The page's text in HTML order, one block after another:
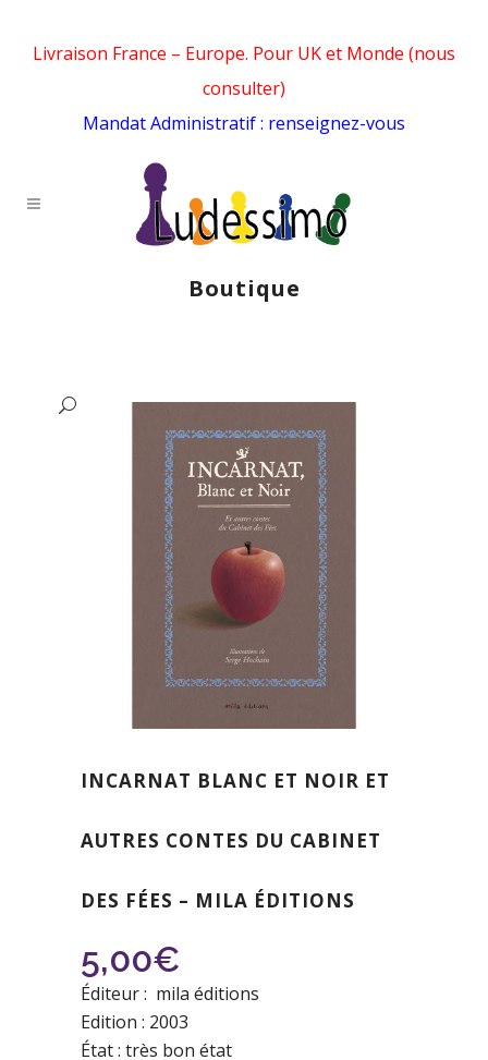
Livraison France – Europe. Pour UK et Monde (nous
consulter)
Mandat Administratif : renseignez-vous
Boutique
INCARNAT BLANC ET NOIR ET
AUTRES CONTES DU CABINET
DES FÉES – MILA ÉDITIONS
5,00€
Éditeur : mila éditions
Edition : 2003
État : très bon état